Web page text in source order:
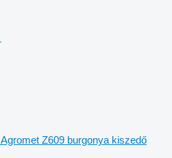
Agromet Z609 burgonya kiszedő